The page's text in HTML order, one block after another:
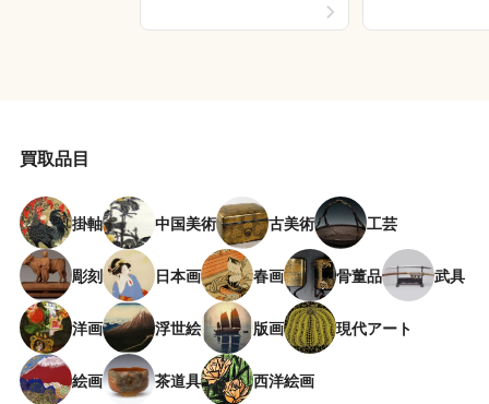
買取品目
掛軸 中国美術 古美術 工芸
彫刻 日本画 春画 骨董品 武具
洋画 浮世絵 版画 現代アート
絵画 茶道具 西洋絵画